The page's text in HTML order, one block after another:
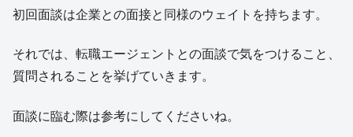
初回面談は企業との面接と同様のウェイトを持ちます。
それでは、転職エージェントとの面談で気をつけること、
質問されることを挙げていきます。
面談に臨む際は参考にしてくださいね。